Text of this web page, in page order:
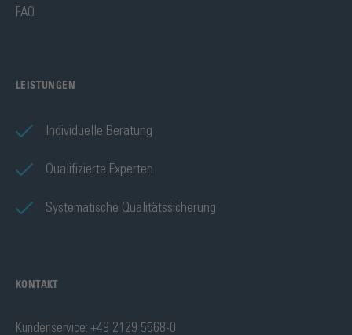
FAQ
LEISTUNGEN
Individuelle Beratung
Qualifizierte Experten
Systematische Qualitätssicherung
KONTAKT
Kundenservice: +49 2129 5568-0